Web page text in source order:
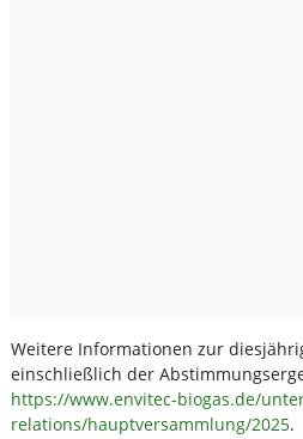
Weitere Informationen zur
einschließlich der
https://www.envitec-biogas.de/
relations/hauptversammlung/2025.